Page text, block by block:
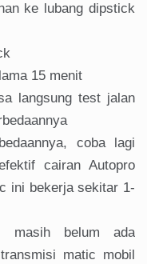
ke lubang dipstick
15 menit
langsung test jalan
coba lagi
cairan Autopro
ini bekerja sekitar 1-
masih belum ada
matic mobil